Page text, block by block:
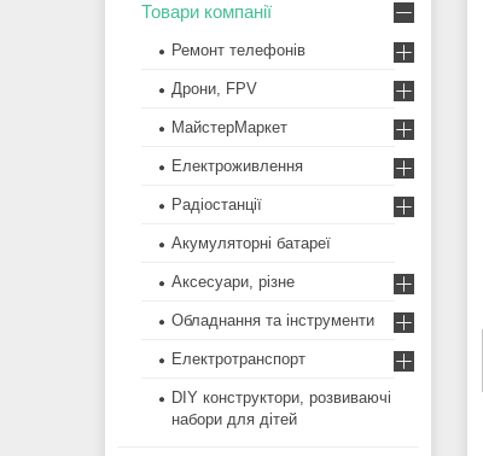
Товари компанії
Ремонт телефонів
Дрони, FPV
МайстерМаркет
Електроживлення
Радіостанції
Акумуляторні батареї
Аксесуари, різне
Обладнання та інструменти
Електротранспорт
DIY конструктори, розвиваючі
набори для дітей